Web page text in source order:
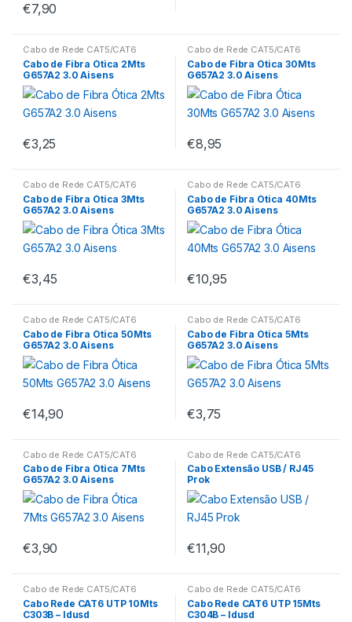
€7,90
Cabo de Rede CAT5/CAT6
Cabo de Fibra Ótica 2Mts
G657A2 3.0 Aisens
€3,25
Cabo de Rede CAT5/CAT6
Cabo de Fibra Ótica 30Mts
G657A2 3.0 Aisens
€8,95
Cabo de Rede CAT5/CAT6
Cabo de Fibra Ótica 3Mts
G657A2 3.0 Aisens
€3,45
Cabo de Rede CAT5/CAT6
Cabo de Fibra Ótica 40Mts
G657A2 3.0 Aisens
€10,95
Cabo de Rede CAT5/CAT6
Cabo de Fibra Ótica 50Mts
G657A2 3.0 Aisens
€14,90
Cabo de Rede CAT5/CAT6
Cabo de Fibra Ótica 5Mts
G657A2 3.0 Aisens
€3,75
Cabo de Rede CAT5/CAT6
Cabo de Fibra Ótica 7Mts
G657A2 3.0 Aisens
€3,90
Cabo de Rede CAT5/CAT6
Cabo Extensão USB / RJ45
Prok
€11,90
Cabo de Rede CAT5/CAT6
Cabo Rede CAT6 UTP 10Mts
C303B – Idusd
Cabo de Rede CAT5/CAT6
Cabo Rede CAT6 UTP 15Mts
C304B – Idusd